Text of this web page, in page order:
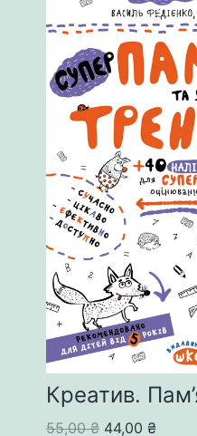
Креатив.
55,00₴ Original
44,00 ₴Current